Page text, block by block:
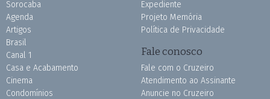
Sorocaba
Agenda
Artigos
Brasil
Canal 1
Casa e Acabamento
Cinema
Condomínios
Expediente
Projeto Memória
Política de Privacidade
Fale conosco
Fale com o Cruzeiro
Atendimento ao Assinante
Anuncie no Cruzeiro